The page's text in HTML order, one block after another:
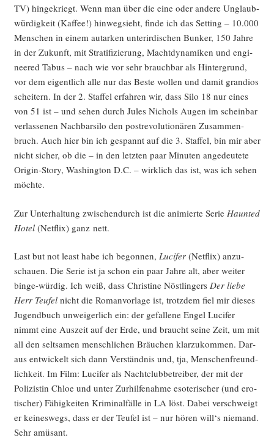
TV) hin­ge­kriegt. Wenn man über die eine oder ande­re Unglaub­
wür­dig­keit (Kaf­fee!) hin­weg­sieht, fin­de ich das Set­ting – 10.000
Men­schen in einem aut­ar­ken unter­ir­di­schen Bun­ker, 150 Jah­re
in der Zukunft, mit Stra­ti­fi­zie­rung, Macht­dy­na­mi­ken und engi­
nee­red Tabus – nach wie vor sehr brauch­bar als Hin­ter­grund,
vor dem eigent­lich alle nur das Bes­te wol­len und damit gran­di­os
schei­tern. In der 2. Staf­fel erfah­ren wir, dass Silo 18 nur eines
von 51 ist – und sehen durch Jules Nichols Augen im schein­bar
ver­las­se­nen Nach­bar­si­lo den post­re­vo­lu­tio­nä­ren Zusam­men­
bruch. Auch hier bin ich gespannt auf die 3. Staf­fel, bin mir aber
nicht sicher, ob die – in den letz­ten paar Minu­ten ange­deu­te­te
Ori­gin-Sto­ry, Washing­ton D.C. – wirk­lich das ist, was ich sehen
möchte.
Zur Unter­hal­tung zwi­schen­durch ist die ani­mier­te Serie Haun­ted
Hotel(Net­flix) ganz nett.
Last but not least habe ich begon­nen, Luci­fer(Net­flix) anzu­
schau­en. Die Serie ist ja schon ein paar Jah­re alt, aber wei­ter
bin­ge-wür­dig. Ich weiß, dass Chris­ti­ne Nöst­lin­gers Der lie­be
Herr Teu­felnicht die Roman­vor­la­ge ist, trotz­dem fiel mir die­ses
Jugend­buch unwei­ger­lich ein: der gefal­le­ne Engel Luci­fer
nimmt eine Aus­zeit auf der Erde, und braucht sei­ne Zeit, um mit
all den selt­sa­men mensch­li­chen Bräu­chen klar­zu­kom­men. Dar­
aus ent­wi­ckelt sich dann Ver­ständ­nis und, tja, Men­schen­freund­
lich­keit. Im Film: Luci­fer als Nacht­club­be­trei­ber, der mit der
Poli­zis­tin Chloe und unter Zur­hil­fe­nah­me eso­te­ri­scher (und ero­
ti­scher) Fähig­kei­ten Kri­mi­nal­fäl­le in LA löst. Dabei ver­schweigt
er kei­nes­wegs, dass er der Teu­fel ist – nur hören will‘s nie­mand.
Sehr amüsant.